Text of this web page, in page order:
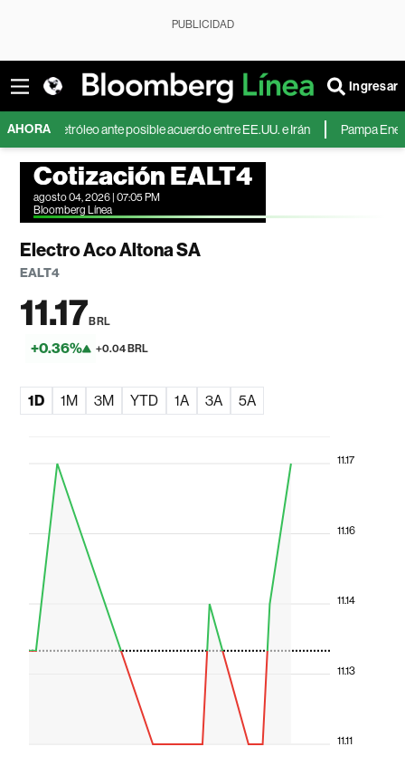
PUBLICIDAD
Ingresar
AHORA
petróleo ante posible acuerdo entre EE.UU. e Irán Pampa Energía
Cotización EALT4
agosto 04, 2026 | 07:05 PM
Bloomberg Línea
Electro Aco Altona SA
EALT4
11.17BRL
+0.36% +0.04 BRL
1D 1M 3M YTD 1A 3A 5A
11.11
11.13
11.14
11.16
11.17